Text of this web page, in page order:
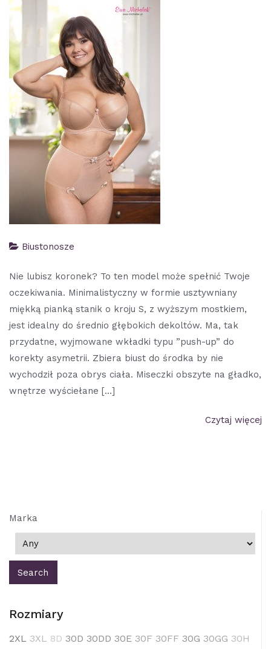
Biustonosze
Nie lubisz koronek? To ten model może spełnić Twoje
oczekiwania. Minimalistyczny w formie usztywniany
miękką pianką stanik o kroju S, z wyższym mostkiem,
jest idealny do średnio głębokich dekoltów. Ma, tak
przydatne, wyjmowane wkładki typu ”push-up” do
korekty asymetrii. Zbiera biust do środka by nie
wychodził poza obrys ciała. Miseczki obszyte na gładko,
wnętrze wyściełane […]
Czytaj więcej
Marka
Rozmiary
2XL 3XL 8D 30D 30DD 30E 30F 30FF 30G 30GG 30H